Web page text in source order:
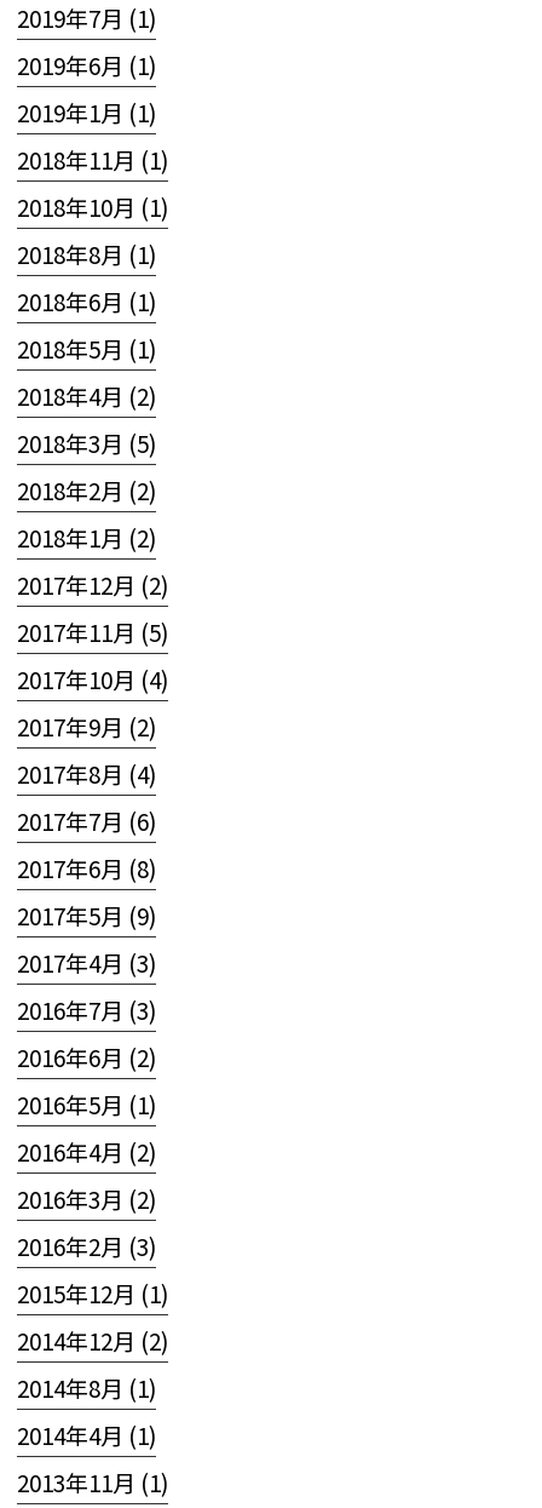
2019年7月 (1)
2019年6月 (1)
2019年1月 (1)
2018年11月 (1)
2018年10月 (1)
2018年8月 (1)
2018年6月 (1)
2018年5月 (1)
2018年4月 (2)
2018年3月 (5)
2018年2月 (2)
2018年1月 (2)
2017年12月 (2)
2017年11月 (5)
2017年10月 (4)
2017年9月 (2)
2017年8月 (4)
2017年7月 (6)
2017年6月 (8)
2017年5月 (9)
2017年4月 (3)
2016年7月 (3)
2016年6月 (2)
2016年5月 (1)
2016年4月 (2)
2016年3月 (2)
2016年2月 (3)
2015年12月 (1)
2014年12月 (2)
2014年8月 (1)
2014年4月 (1)
2013年11月 (1)